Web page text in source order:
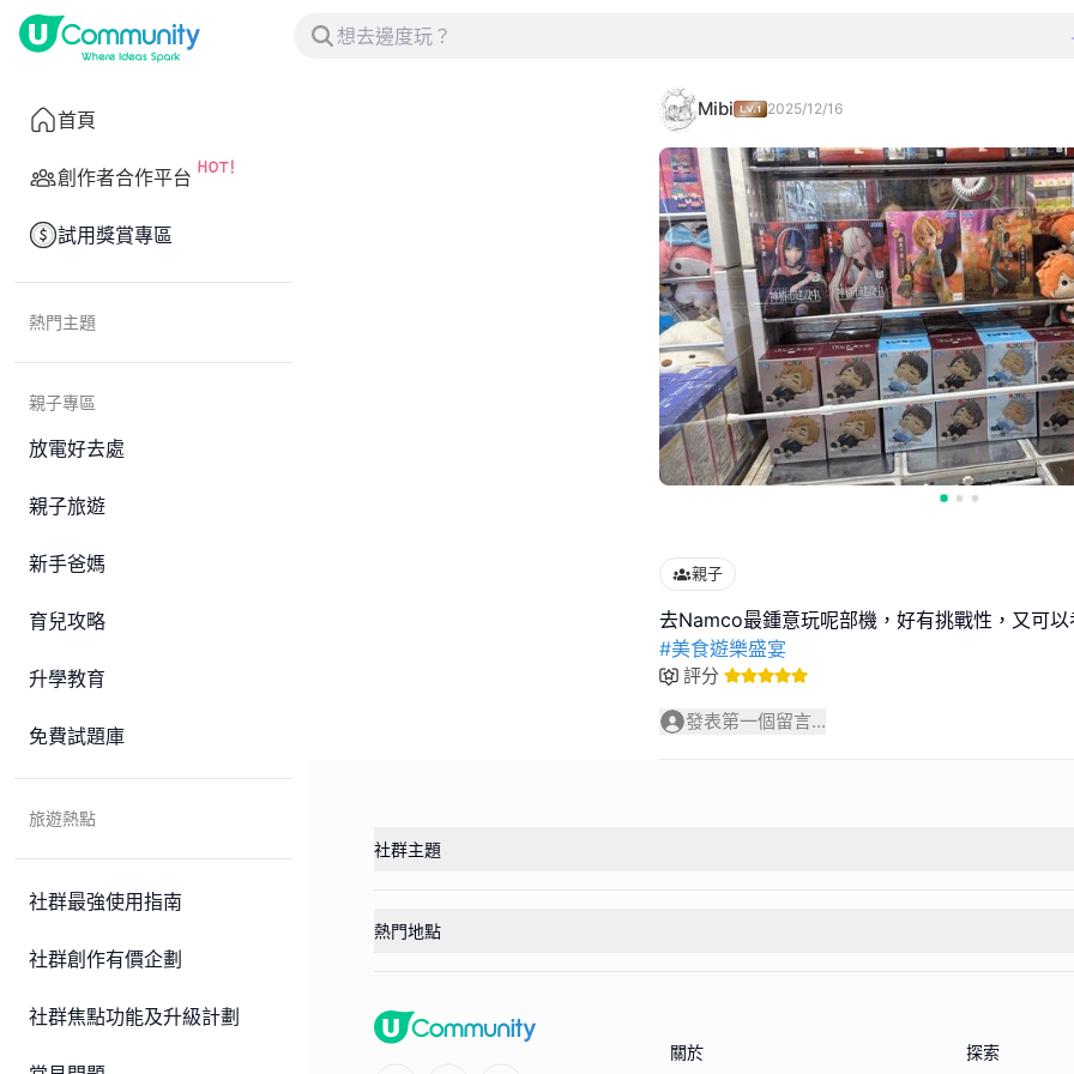
首頁
創作者合作平台
試用獎賞專區
熱門主題
親子專區
放電好去處
親子旅遊
新手爸媽
育兒攻略
升學教育
免費試題庫
旅遊熱點
社群最強使用指南
社群創作有價企劃
社群焦點功能及升級計劃
Mibi 2025/12/16
親子
#美食遊樂盛宴
評分
發表第一個留言...
社群主題
熱門地點
關於 探索